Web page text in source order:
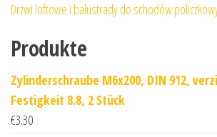
Drzwi loftowe i balustrady do schodów
Produkte
Zylinderschraube M6x200, DIN 912,
Festigkeit 8.8, 2 Stück
€3.30